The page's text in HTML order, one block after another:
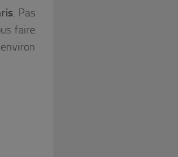
. Pas
faire